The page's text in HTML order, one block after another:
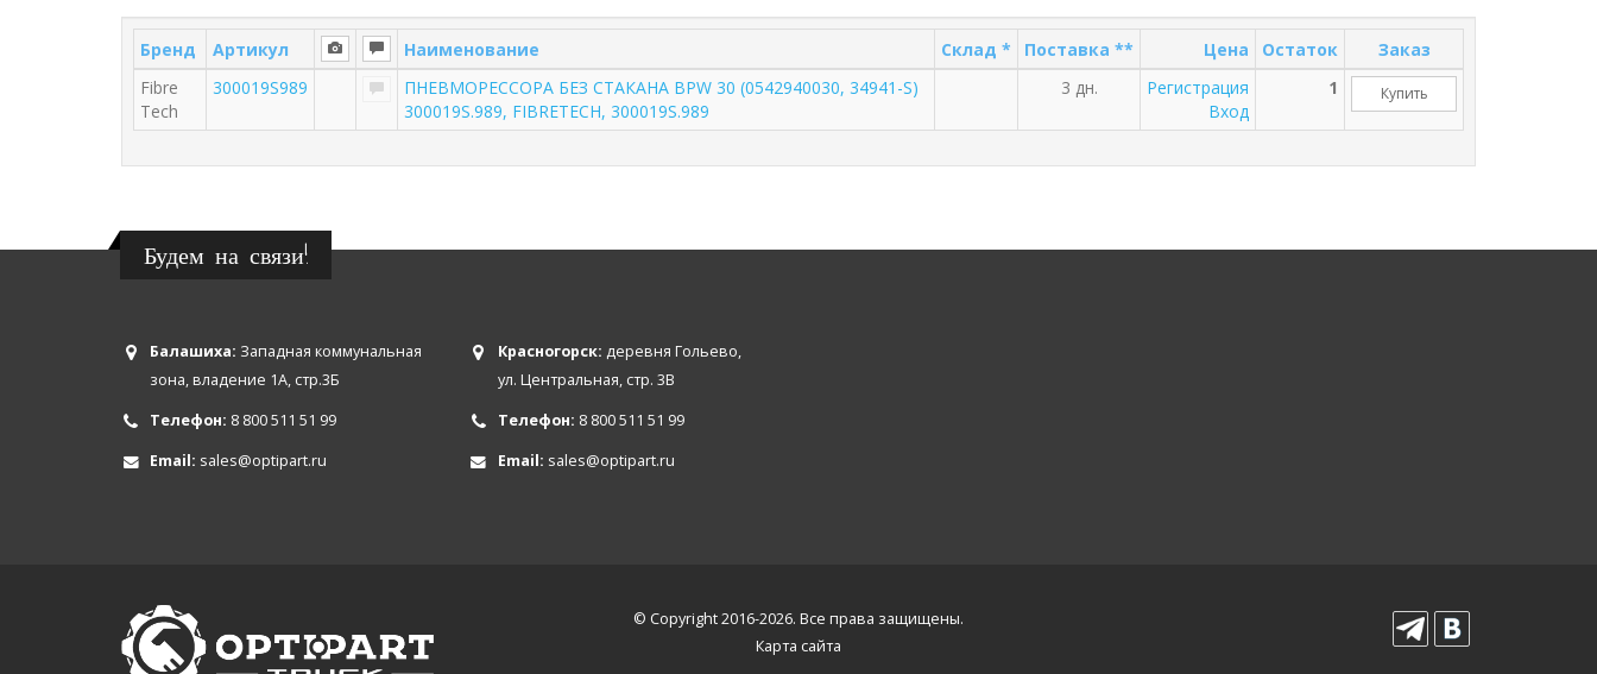
Бренд Артикул Наименование Склад * Поставка ** Цена Остаток
Заказ
Fibre
Tech
300019S989
ПНЕВМОРЕССОРА БЕЗ СТАКАНА BPW 30 (0542940030, 34941-S)
300019S.989, FIBRETECH, 300019S.989
3 дн.
Регистрация
Вход
1 Купить
Будем на связи!
Балашиха: Западная коммунальная
зона, владение 1А, стр.3Б
Телефон: 8 800 511 51 99
Email: sales@optipart.ru
Красногорск: деревня Гольево,
ул. Центральная, стр. 3В
Телефон: 8 800 511 51 99
Email: sales@optipart.ru
© Copyright 2016-2026. Все права защищены.
Карта сайта